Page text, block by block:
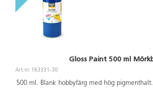
Gloss Paint 500 ml
Art.nr 163331-30
500 ml. Blank hobbyfärg med hög pigmenthalt.